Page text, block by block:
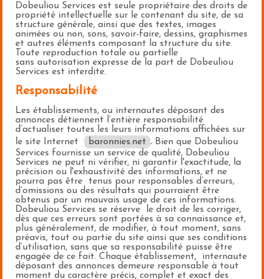
Dobeuliou Services est seule propriétaire des droits de
propriété intellectuelle sur le contenant du site, de sa
structure générale, ainsi que des textes, images
animées ou non, sons, savoir-faire, dessins, graphismes
et autres éléments composant la structure du site.
Toute reproduction totale ou partielle
sans autorisation expresse de la part de Dobeuliou
Services est interdite.
Responsabilité
Les établissements, ou internautes déposant des
annonces détiennent l’entière responsabilité
d’actualiser toutes les leurs informations affichées sur
le site Internet
baronnies.net .Bien que Dobeuliou
Services fournisse un service de qualité, Dobeuliou
Services ne peut ni vérifier, ni garantir l'exactitude, la
précision ou l'exhaustivité des informations, et ne
pourra pas être tenus pour responsables d’erreurs,
d’omissions ou des résultats qui pourraient être
obtenus par un mauvais usage de ces informations.
Dobeuliou Services se réserve le droit de les corriger,
dès que ces erreurs sont portées à sa connaissance et,
plus généralement, de modifier, à tout moment, sans
préavis, tout ou partie du site ainsi que ses conditions
d’utilisation, sans que sa responsabilité puisse être
engagée de ce fait. Chaque établissement, internaute
déposant des annonces demeure responsable à tout
moment du caractère précis, complet et exact des